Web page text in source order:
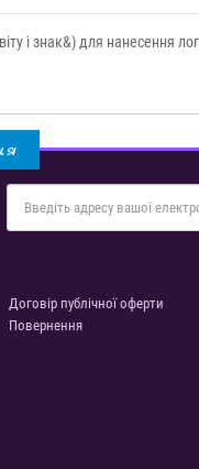
і знак&) для нанесення
Договір публічної оферти
Повернення